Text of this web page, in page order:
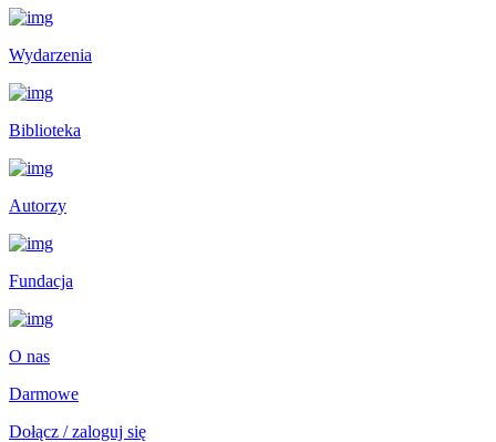
Wydarzenia
Biblioteka
Autorzy
Fundacja
O nas
Darmowe
Dołącz / zaloguj się